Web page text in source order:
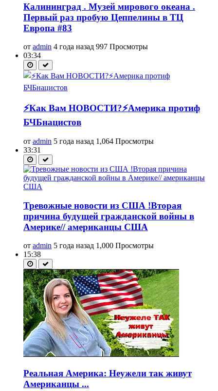
Калининград . Музей мирового океана .
Первый раз пробую Цеппелины в ТЦ
Европа #83
от admin 4 года назад 997 Просмотры
03:34
⚡Как Вам НОВОСТИ?⚡Америка протиф
БЧБнацистов
от admin 5 года назад 1,064 Просмотры
33:31
Тревожные новости из США !Вторая
причина будущей гражданской войны в
Америке// американцы США
от admin 5 года назад 1,000 Просмотры
15:38
Реальная Америка: Неужели так живут
Американцы ...